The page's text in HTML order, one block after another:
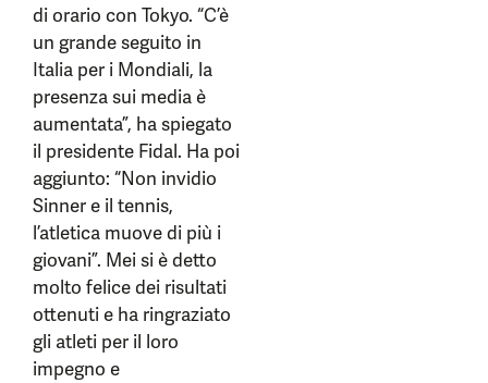
di orario con Tokyo. “C’è
un grande seguito in
Italia per i Mondiali, la
presenza sui media è
aumentata”, ha spiegato
il presidente Fidal. Ha poi
aggiunto: “Non invidio
Sinner e il tennis,
l’atletica muove di più i
giovani”. Mei si è detto
molto felice dei risultati
ottenuti e ha ringraziato
gli atleti per il loro
impegno e